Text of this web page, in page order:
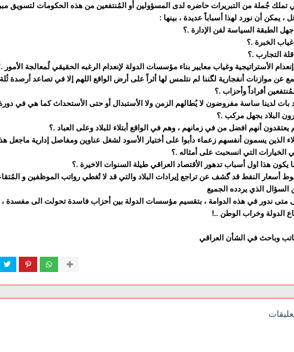
تملك جُملة من التبريرات حاضره لدى المسؤولين أو المُنتفعين من هذه الحكومات لتسويق
، يمكن أن نورد لهذا أسباباً عديدة ، بينها :
عن موازنات أنفجارية لگننا لم نتلمس لها أثراً على أرض الواقع اللهم إلا في تصاعد أرصدة
أفراداً وأحزاب .؟
بات لدينا ساسة مفروضون لا يُطالهم الزمن ولا الأستبدال أو حتى الأستحداث كما هي في
البلاد بجهل مركب .؟
يعتقدون أنهم افضل من في زمانهم ، وهم في الواقع أبتلاء للبلاد وعلى العباد .؟
الذين يسمون أنفسهم زعماء دأبوا على أختيار الأسود لشغل عناوين ومفاصل إدارية ماجعل
الخيارات التي انسحبت على أمثاله .؟
يكون هذا اول أسباب تدهور الأقتصاد العراقي طيلة السنوات الاخيرة .؟
أسعار النفط قد گشف عن تراجع إيرادات البلاد والتي قد لا تُغطي رواتب الموظفين و
السؤال الذي يردده الجميع
متى ندور في هذه الدوامة ، بتقسيم مؤسسات الدولة بين أحزاب فاسدة تحولت الى مفسدة
الدولة وخراب الوطن ..!
وباحث في الشأن العراقي